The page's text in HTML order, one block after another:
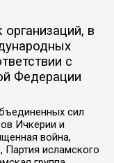
в
с
Федерации
сил
Ичкерии и
война,
Партия исламского